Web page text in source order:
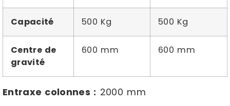
Capacité 500 Kg 500 Kg
Centre de
gravité
600 mm 600 mm
Entraxe colonnes : 2000 mm